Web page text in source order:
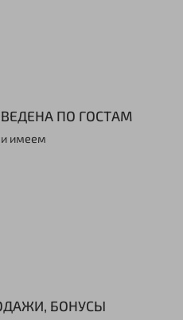
ПО ГОСТАМ
и имеем
БОНУСЫ